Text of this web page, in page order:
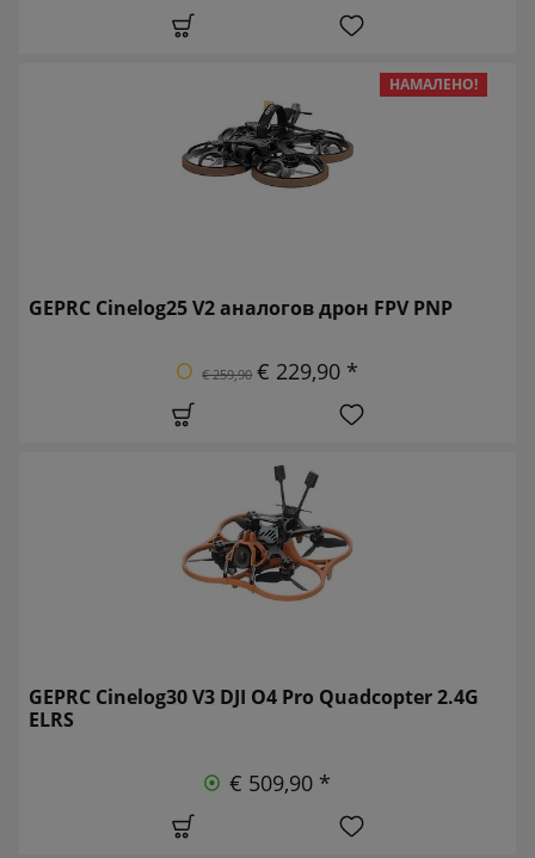
НАМАЛЕНО!
GEPRC Cinelog25 V2 аналогов дрон FPV PNP
€ 259,90 € 229,90 *
GEPRC Cinelog30 V3 DJI O4 Pro Quadcopter 2.4G
ELRS
€ 509,90 *